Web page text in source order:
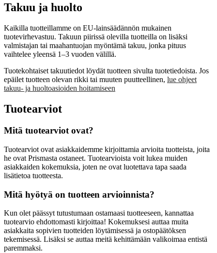
Takuu ja huolto
Kaikilla tuotteillamme on EU‑lainsäädännön mukainen
tuotevirhevastuu. Takuun piirissä olevilla tuotteilla on lisäksi
valmistajan tai maahantuojan myöntämä takuu, jonka pituus
vaihtelee yleensä 1–3 vuoden välillä.
Tuotekohtaiset takuutiedot löydät tuotteen sivulta tuotetiedoista. Jos
epäilet tuotteen olevan rikki tai muuten puutteellinen, lue ohjeet
takuu- ja huoltoasioiden hoitamiseen
Tuotearviot
Mitä tuotearviot ovat?
Tuotearviot ovat asiakkaidemme kirjoittamia arvioita tuotteista, joita
he ovat Prismasta ostaneet. Tuotearvioista voit lukea muiden
asiakkaiden kokemuksia, joten ne ovat luotettava tapa saada
lisätietoa tuotteesta.
Mitä hyötyä on tuotteen arvioinnista?
Kun olet päässyt tutustumaan ostamaasi tuotteeseen, kannattaa
tuotearvio ehdottomasti kirjoittaa! Kokemuksesi auttaa muita
asiakkaita sopivien tuotteiden löytämisessä ja ostopäätöksen
tekemisessä. Lisäksi se auttaa meitä kehittämään valikoimaa entistä
paremmaksi.